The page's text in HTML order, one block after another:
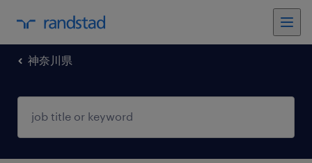
神奈川県